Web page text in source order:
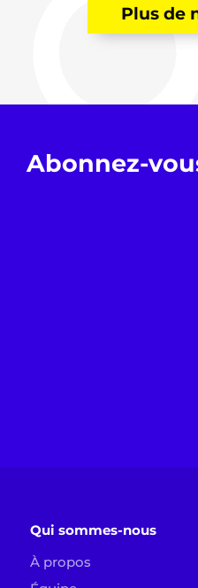
Plus de
Abonnez-
Qui sommes-nous
À propos